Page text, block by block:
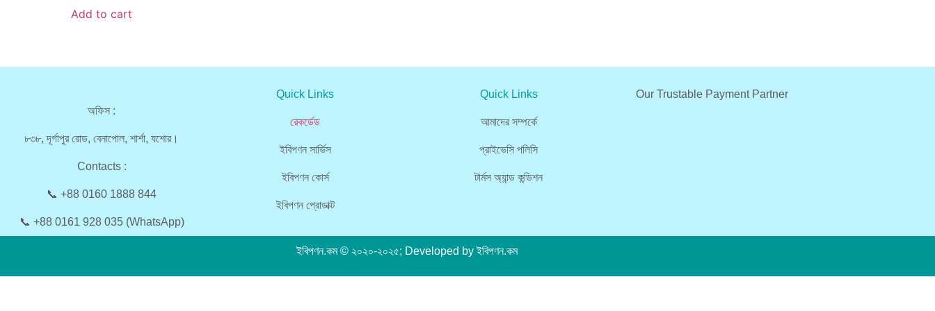
Add to cart
অফিস :
৮৩৮, দূর্গাপুর রোড, বেনাপোল, শার্শা, যশোর।
Contacts :
📞 +88 0160 1888 844
📞 +88 0161 928 035 (WhatsApp)
Quick Links
রেকর্ডেড
ইবিপণন সার্ভিস
ইবিপণন কোর্স
ইবিপণন প্রোডাক্ট
Quick Links
আমাদের সম্পর্কে
প্রাইভেসি পলিসি
টার্মস অ্যান্ড কন্ডিশন
Our Trustable Payment Partner
ইবিপণন.কম© ২০২০-২০২৫; Developed byইবিপণন.কম